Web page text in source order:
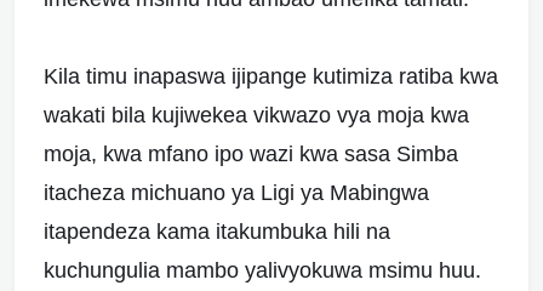
Kila timu inapaswa ijipange kutimiza ratiba kwa
wakati bila kujiwekea vikwazo vya moja kwa
moja, kwa mfano ipo wazi kwa sasa Simba
itacheza michuano ya Ligi ya Mabingwa
itapendeza kama itakumbuka hili na
kuchungulia mambo yalivyokuwa msimu huu.